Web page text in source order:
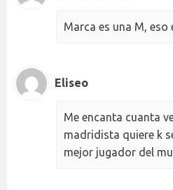
Marca es una M, eso
Eliseo
Me encanta cuanta
madridista quiere k
mejor jugador del